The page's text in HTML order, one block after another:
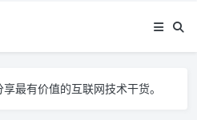
最有价值的互联网技术干货。